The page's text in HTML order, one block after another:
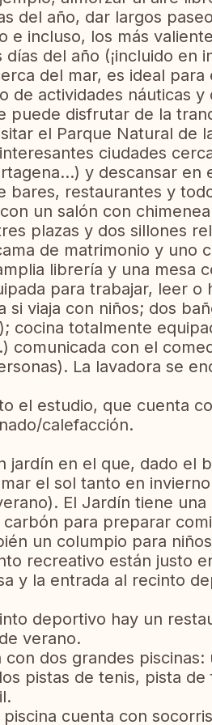
del año, dar largos
e incluso, los más
del año (¡incluido en
del mar, es ideal
de actividades náuticas y
puede disfrutar de la
el Parque Natural de
ciudades
y descansar en
bares, restaurantes y
un salón con
plazas y dos sillones
de matrimonio y uno
librería y una mesa
para trabajar, leer o
si viaja con niños; dos
cocina totalmente
comunicada con el
La lavadora se
el estudio, que cuenta
calefacción.
jardín en el que, dado el
el sol tanto en
El Jardín tiene una
para preparar
un columpio para
recreativo están justo
y la entrada al recinto
deportivo hay un
verano.
dos grandes piscinas:
pistas de tenis, pista
cuenta con